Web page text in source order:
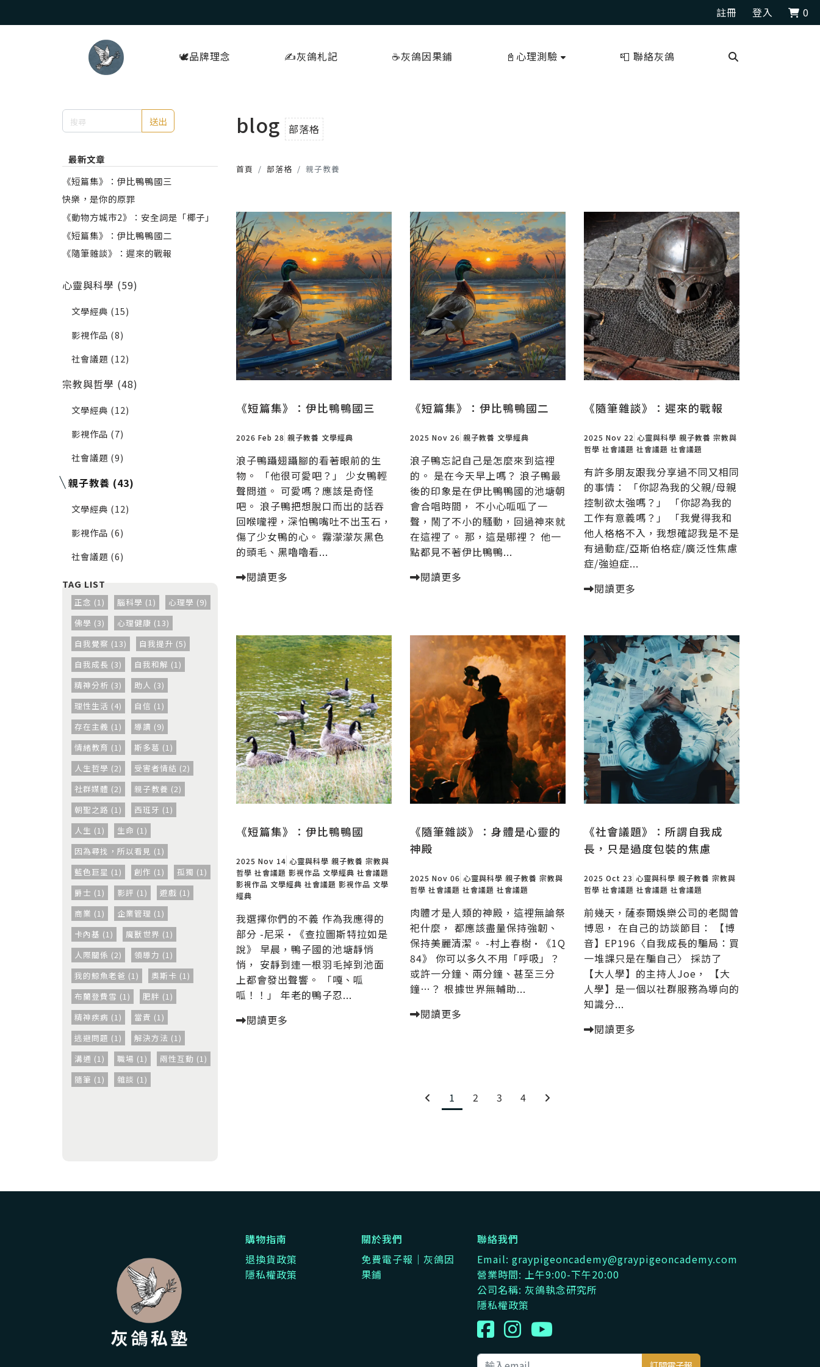
註冊 登入 0
🕊️品牌理念 ✍️灰鴿札記 ☕️灰鴿因果鋪 📓心理測驗 📮 聯絡灰鴿
送出
最新文章
《短篇集》：伊比鴨鴨國三
快樂，是你的原罪
《動物方城市2》：安全詞是「椰子」
《短篇集》：伊比鴨鴨國二
《隨筆雜談》：遲來的戰報
心靈與科學 (59)
文學經典 (15)
影視作品 (8)
社會議題 (12)
宗教與哲學 (48)
文學經典 (12)
影視作品 (7)
社會議題 (9)
親子教養 (43)
文學經典 (12)
影視作品 (6)
社會議題 (6)
正念 (1) 腦科學 (1)
心理學 (9)
佛學 (3)
心理健康 (13)
自我覺察 (13)
自我提升 (5)
自我成長 (3)
自我和解 (1)
精神分析 (3)
助人 (3)
理性生活 (4)
自信 (1)
存在主義 (1)
導讀 (9)
情緒教育 (1)
斯多葛 (1)
人生哲學 (2)
受害者情結 (2)
社群媒體 (2)
親子教養 (2)
朝聖之路 (1)
西班牙 (1)
人生 (1)
生命 (1)
因為尋找，所以看見 (1)
藍色巨星 (1)
創作 (1)
孤獨 (1)
爵士 (1)
影評 (1)
遊戲 (1)
商業 (1)
企業管理 (1)
卡內基 (1)
魔獸世界 (1)
人際關係 (2)
領導力 (1)
我的鯨魚老爸 (1)
奧斯卡 (1)
布蘭登費雪 (1)
肥胖 (1)
精神疾病 (1)
當責 (1)
逃避問題 (1)
解決方法 (1)
溝通 (1)
職場 (1)
兩性互動 (1)
隨筆 (1)
雜談 (1)
blog 部落格
首頁 部落格 親子教養
《短篇集》：伊比鴨鴨國三
2026 Feb 28 親子教養 文學經典
浪子鴨躡翅躡腳的看著眼前的生
物。 「他很可愛吧？」 少女鴨輕
聲問道。 可愛嗎？應該是奇怪
吧。 浪子鴨把想脫口而出的話吞
回喉嚨裡，深怕鴨嘴吐不出玉石，
傷了少女鴨的心。 霧濛濛灰黑色
的頭毛、黑嚕嚕看...
閱讀更多
《短篇集》：伊比鴨鴨國二
2025 Nov 26 親子教養 文學經典
浪子鴨忘記自己是怎麼來到這裡
的。 是在今天早上嗎？ 浪子鴨最
後的印象是在伊比鴨鴨國的池塘朝
會合唱時間， 不小心呱呱了一
聲，鬧了不小的騷動，回過神來就
在這裡了。 那，這是哪裡？ 他一
點都見不著伊比鴨鴨...
閱讀更多
《隨筆雜談》：遲來的戰報
2025 Nov 22 心靈與科學 親子教養 宗教與
哲學 社會議題 社會議題 社會議題
有許多朋友跟我分享過不同又相同
的事情： 「你認為我的父親/母親
控制欲太強嗎？」 「你認為我的
工作有意義嗎？」 「我覺得我和
他人格格不入，我想確認我是不是
有過動症/亞斯伯格症/廣泛性焦慮
症/強迫症...
閱讀更多
《短篇集》：伊比鴨鴨國
2025 Nov 14 心靈與科學 親子教養 宗教與
哲學 社會議題 影視作品 文學經典 社會議題
影視作品 文學經典 社會議題 影視作品 文學
經典
我選擇你們的不義 作為我應得的
部分 -尼采·《查拉圖斯特拉如是
說》 早晨，鴨子國的池塘靜悄
悄， 安靜到連一根羽毛掉到池面
上都會發出聲響。 「嘎、呱
呱！！」 年老的鴨子忍...
閱讀更多
《隨筆雜談》：身體是心靈的
神殿
2025 Nov 06 心靈與科學 親子教養 宗教與
哲學 社會議題 社會議題 社會議題
肉體才是人類的神殿，這裡無論祭
祀什麼， 都應該盡量保持強韌、
保持美麗清潔。 -村上春樹·《1Q
84》 你可以多久不用「呼吸」？
或許一分鐘、兩分鐘、甚至三分
鐘…？ 根據世界無輔助...
閱讀更多
《社會議題》：所謂自我成
長，只是過度包裝的焦慮
2025 Oct 23 心靈與科學 親子教養 宗教與
哲學 社會議題 社會議題 社會議題
前幾天，薩泰爾娛樂公司的老闆曾
博恩， 在自己的訪談節目： 【博
音】EP196〈自我成長的騙局：買
一堆課只是在騙自己〉 採訪了
【大人學】的主持人Joe， 【大
人學】是一個以社群服務為導向的
知識分...
閱讀更多
1 2 3 4
購物指南
退換貨政策
隱私權政策
關於我們
免費電子報｜灰鴿因
果鋪
聯絡我們
Email: graypigeoncademy@graypigeoncademy.com
營業時間: 上午9:00-下午20:00
公司名稱: 灰鴿執念研究所
隱私權政策